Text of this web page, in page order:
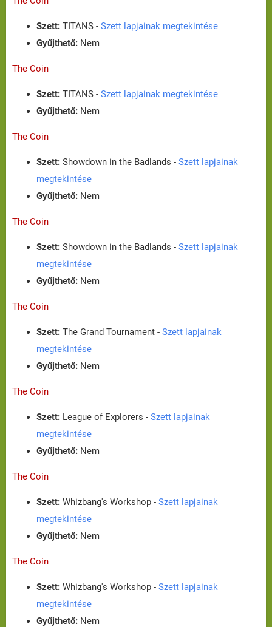
Szett: TITANS - Szett lapjainak megtekintése
Gyűjthető: Nem
The Coin
Szett: TITANS - Szett lapjainak megtekintése
Gyűjthető: Nem
The Coin
Szett: Showdown in the Badlands - Szett lapjainak
megtekintése
Gyűjthető: Nem
The Coin
Szett: Showdown in the Badlands - Szett lapjainak
megtekintése
Gyűjthető: Nem
The Coin
Szett: The Grand Tournament - Szett lapjainak
megtekintése
Gyűjthető: Nem
The Coin
Szett: League of Explorers - Szett lapjainak
megtekintése
Gyűjthető: Nem
The Coin
Szett: Whizbang's Workshop - Szett lapjainak
megtekintése
Gyűjthető: Nem
The Coin
Szett: Whizbang's Workshop - Szett lapjainak
megtekintése
Gyűjthető: Nem